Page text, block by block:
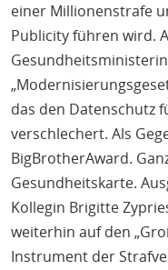
einer Millionenstrafe
Publicity führen wird.
das den Datenschutz
verschlechert. Als
BigBrotherAward.
Gesundheitskarte.
Kollegin Brigitte
weiterhin auf den
Instrument der